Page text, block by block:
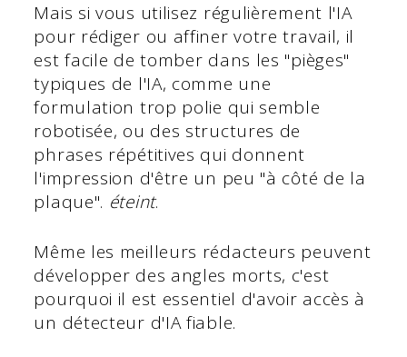
Mais si vous utilisez régulièrement l'IA
pour rédiger ou affiner votre travail, il
est facile de tomber dans les "pièges"
typiques de l'IA, comme une
formulation trop polie qui semble
robotisée, ou des structures de
phrases répétitives qui donnent
l'impression d'être un peu "à côté de la
plaque". éteint.
Même les meilleurs rédacteurs peuvent
développer des angles morts, c'est
pourquoi il est essentiel d'avoir accès à
un détecteur d'IA fiable.